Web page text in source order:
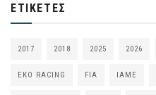
ΕΤΙΚΈΤΕΣ
2017 2018 2025 2026
EKO RACING FIA IAME